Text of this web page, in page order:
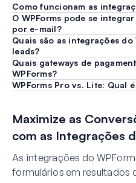
Como funcionam as
O WPForms pode se
por e-mail?
Quais são as integrações
leads?
Quais gateways de
WPForms?
WPForms Pro vs. Lite: Qual
Maximize as
com as Integrações
As integrações do
formulários em resultados